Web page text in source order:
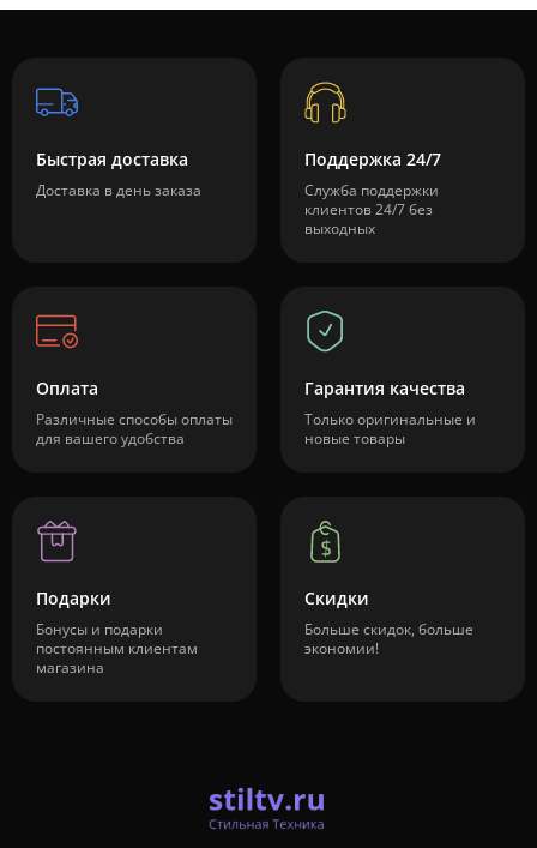
Быстрая доставка
Доставка в день заказа
Поддержка 24/7
Служба поддержки
клиентов 24/7 без
выходных
Оплата
Различные способы оплаты
для вашего удобства
Гарантия качества
Только оригинальные и
новые товары
Подарки
Бонусы и подарки
постоянным клиентам
магазина
Скидки
Больше скидок, больше
экономии!